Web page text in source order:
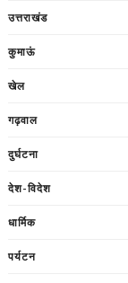
उत्तराखंड
कुमाऊं
खेल
गढ़वाल
दुर्घटना
देश-विदेश
धार्मिक
पर्यटन